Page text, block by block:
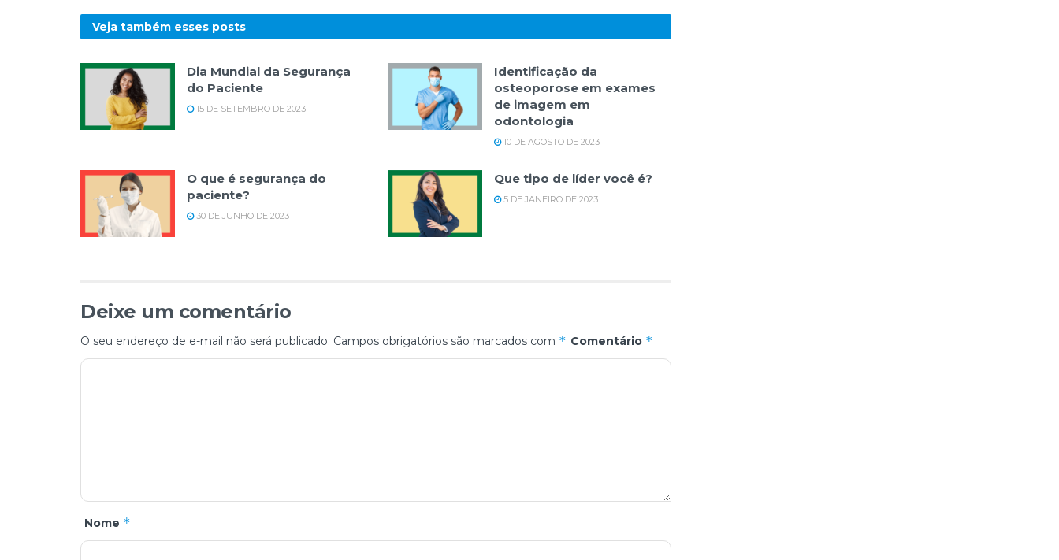
Veja também esses posts
Dia Mundial da Segurança
do Paciente
15 DE SETEMBRO DE 2023
Identificação da
osteoporose em exames
de imagem em
odontologia
10 DE AGOSTO DE 2023
O que é segurança do
paciente?
30 DE JUNHO DE 2023
Que tipo de líder você é?
5 DE JANEIRO DE 2023
Deixe um comentário
O seu endereço de e-mail não será publicado. Campos obrigatórios são marcados com * Comentário *
Nome *